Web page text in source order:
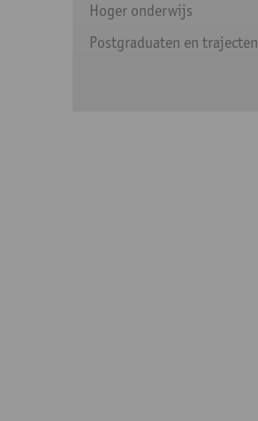
Hoger onderwijs
Postgraduaten en trajecten